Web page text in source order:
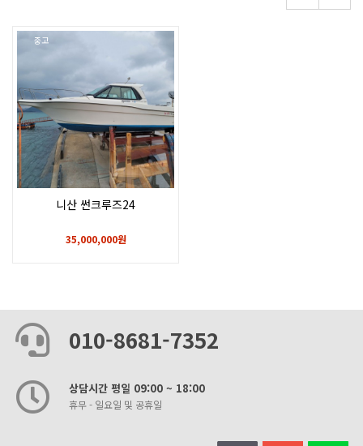
중고
니산 썬크루즈24
35,000,000원
010-8681-7352
상담시간 평일 09:00 ~ 18:00
휴무 - 일요일 및 공휴일